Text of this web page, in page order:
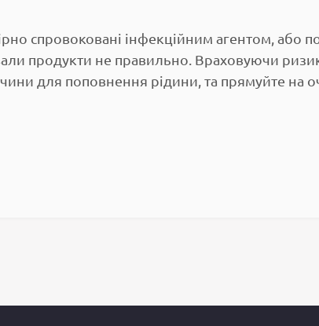
спровоковані інфекційним агентом, або
продукти не правильно. Враховуючи
для поповнення рідини, та прямуйте на